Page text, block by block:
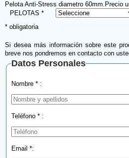
Pelota Anti-Stress diametro 60mm.Precio
PELOTAS *
* obligatoria
Si desea más información sobre este
breve nos pondremos en contacto con
Datos Personales
Nombre * :
Teléfono * :
Email *: